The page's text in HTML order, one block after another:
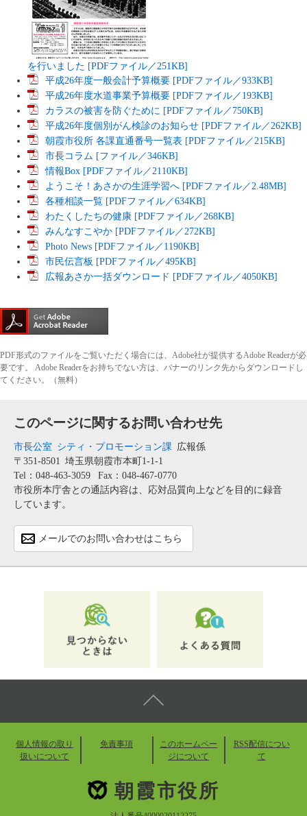
を行いました [PDFファイル／251KB]
平成26年度一般会計予算概要 [PDFファイル／933KB]
平成26年度水道事業予算概要 [PDFファイル／193KB]
カラスの被害を防ぐために [PDFファイル／750KB]
平成26年度個別がん検診のお知らせ [PDFファイル／262KB]
朝霞市役所 各課直通番号一覧表 [PDFファイル／215KB]
市長コラム [ファイル／346KB]
情報Box [PDFファイル／2110KB]
ようこそ！あさかの生涯学習へ [PDFファイル／2.48MB]
各種相談一覧 [PDFファイル／634KB]
わたくしたちの健康 [PDFファイル／268KB]
みんなすこやか [PDFファイル／272KB]
Photo News [PDFファイル／1190KB]
市民伝言板 [PDFファイル／495KB]
広報あさか一括ダウンロード [PDFファイル／4050KB]
PDF形式のファイルをご覧いただく場合には、Adobe社が提供するAdobe Readerが必
要です。
Adobe Readerをお持ちでない方は、バナーのリンク先からダウンロードし
てください。（無料）
このページに関するお問い合わせ先
市長公室 シティ・プロモーション課 広報係
〒351-8501 埼玉県朝霞市本町1-1-1
Tel：048-463-3059
Fax：048-467-0770
市役所本庁舎との通話内容は、応対品質向上などを目的に録音
しています。
メールでのお問い合わせはこちら
個人情報の取り
扱いについて
免責事項
このホームペー
ジについて
RSS配信につい
て
朝霞市役所